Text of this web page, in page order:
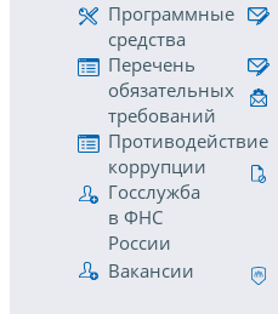
Программные
средства
Перечень
обязательных
требований
Противодействие
коррупции
Госслужба
в ФНС
России
Вакансии